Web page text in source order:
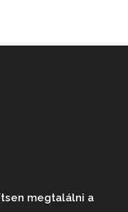
megtalálni a